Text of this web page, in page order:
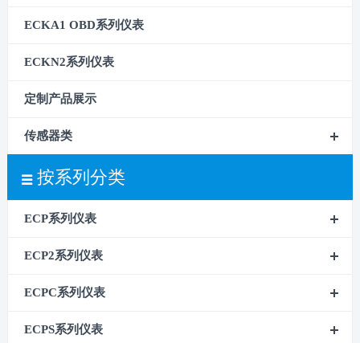
ECKA1 OBD系列仪表
ECKN2系列仪表
定制产品展示
传感器类
按系列分类
ECP系列仪表
ECP2系列仪表
ECPC系列仪表
ECPS系列仪表